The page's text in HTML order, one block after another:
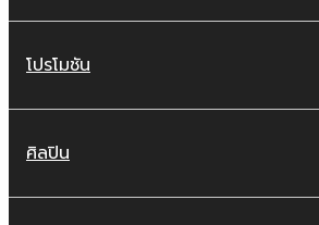
โปรโมชัน
ศิลปิน